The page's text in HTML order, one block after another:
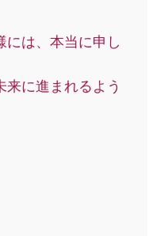
には、本当に申し
来に進まれるよう